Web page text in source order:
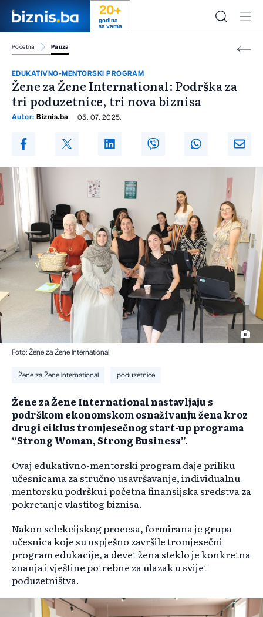
20+
godina
sa vama
Početna Pauza
EDUKATIVNO-MENTORSKI PROGRAM
Žene za Žene International: Podrška za
tri poduzetnice, tri nova biznisa
Autor: Biznis.ba 05. 07. 2025.
Foto: Žene za Žene International
Žene za Žene International poduzetnice
Žene za Žene International nastavljaju s
podrškom ekonomskom osnaživanju žena kroz
drugi ciklus tromjesečnog start-up programa
“Strong Woman, Strong Business”.
Ovaj edukativno-mentorski program daje priliku
učesnicama za stručno usavršavanje, individualnu
mentorsku podršku i početna finansijska sredstva za
pokretanje vlastitog biznisa.
Nakon selekcijskog procesa, formirana je grupa
učesnica koje su uspješno završile tromjesečni
program edukacije, a devet žena steklo je konkretna
znanja i vještine potrebne za ulazak u svijet
poduzetništva.